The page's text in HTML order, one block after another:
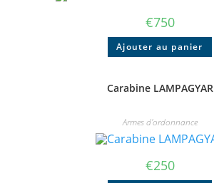
€750
Ajouter au panier
Carabine LAMPAGYAR
Armes d'ordonnance
€250